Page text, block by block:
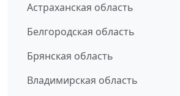
Астраханская область
Белгородская область
Брянская область
Владимирская область